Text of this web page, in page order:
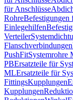
für Anschlüsse
RohreBefestigungen
Einlegehilfen
Verteiler
Flanschverbindungen
PushFitSystemrohre
PBErsatzteile für
MLErsatzteile für
FittingsKupplungen
Kupplungen